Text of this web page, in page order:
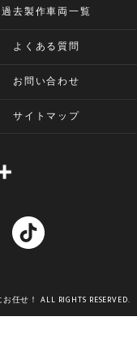
過去製作車両一覧
よくある質問
お問い合わせ
サイトマップ
せ！ ALL RIGHTS RESERVED.